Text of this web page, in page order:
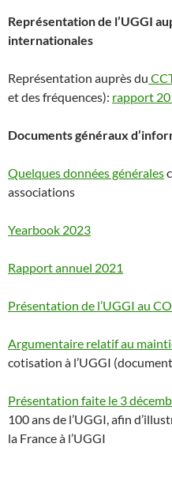
Représentation de l’UGGI
internationales
Représentation auprès du
et des fréquences): rapport
Documents généraux
Quelques données générales
associations
Yearbook 2023
Rapport annuel 2021
Présentation de l’UGGI au
Argumentaire relatif au
cotisation à l’UGGI
Présentation faite le 3
100 ans de l’UGGI, afin
la France à l’UGGI